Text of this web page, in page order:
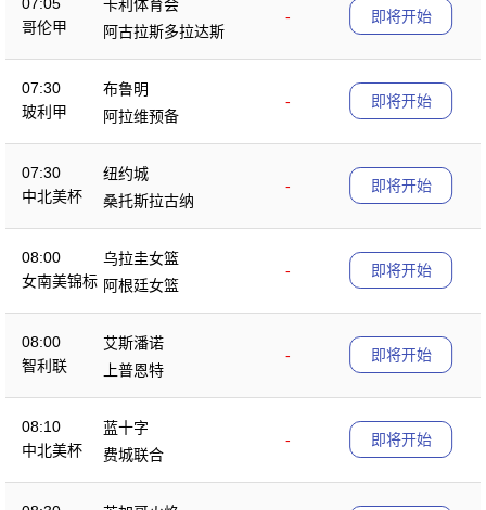
哥伦甲
卡利体育会
-
阿古拉斯多拉达斯
即将开始
07:30
玻利甲
布鲁明
-
阿拉维预备
即将开始
07:30
中北美杯
纽约城
-
桑托斯拉古纳
即将开始
08:00
女南美锦标
乌拉圭女篮
-
阿根廷女篮
即将开始
08:00
智利联
艾斯潘诺
-
上普恩特
即将开始
08:10
中北美杯
蓝十字
-
费城联合
即将开始